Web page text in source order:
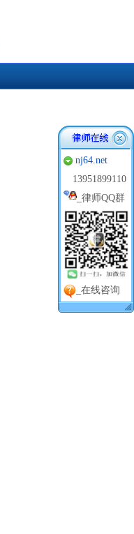
nj64.net
13951899110
_ 律师QQ群
_在线咨询